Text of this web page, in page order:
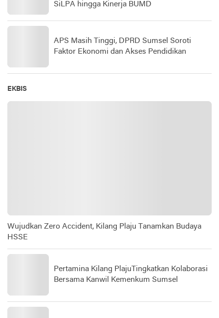
SiLPA hingga Kinerja BUMD
APS Masih Tinggi, DPRD Sumsel Soroti
Faktor Ekonomi dan Akses Pendidikan
EKBIS
Wujudkan Zero Accident, Kilang Plaju Tanamkan Budaya
HSSE
Pertamina Kilang PlajuTingkatkan Kolaborasi
Bersama Kanwil Kemenkum Sumsel